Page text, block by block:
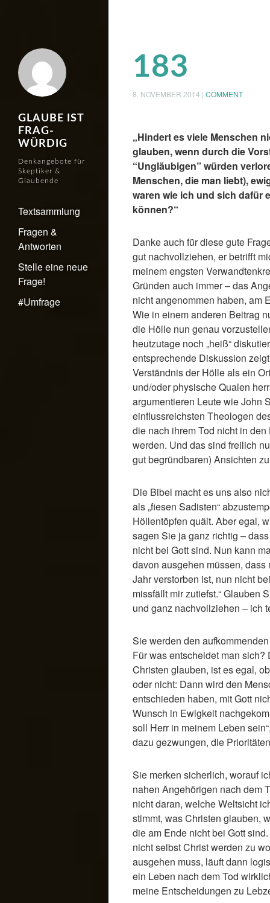
GLAUBE IST
FRAG-
WÜRDIG
Denkangebote für
Skeptiker &
Glaubende
Textsammlung
Fragen &
Antworten
Stelle eine neue
Frage!
#Umfrage
183
8. NOVEMBER 2014 | COMMENT
„Hindert es viele Menschen
glauben, wenn durch die
“Ungläubigen” würden
Menschen, die man liebt),
waren wie ich und sich dafür
können?“
Danke auch für diese gute
gut nachvollziehen, er betrifft
meinem engsten
Gründen auch immer – das
nicht angenommen haben, am
Wie in einem anderen Beitrag
die Hölle nun genau
heutzutage noch „heiß“
entsprechende Diskussion
Verständnis der Hölle als ein
und/oder physische Qualen
argumentieren Leute wie John
einflussreichsten Theologen
die nach ihrem Tod nicht in
werden. Und das sind freilich
gut begründbaren) Ansichten
Die Bibel macht es uns also
als „fiesen Sadisten“
Höllentöpfen quält. Aber egal,
sagen Sie ja ganz richtig –
nicht bei Gott sind. Nun kann
davon ausgehen müssen,
Jahr verstorben ist, nun nicht
missfällt mir zutiefst.“ Glauben
und ganz nachvollziehen – ich
Sie werden den
Für was entscheidet man
Christen glauben, ist es egal,
oder nicht: Dann wird den
entschieden haben, mit Gott
Wunsch in Ewigkeit
soll Herr in meinem Leben
dazu gezwungen, die
Sie merken sicherlich, worauf
nahen Angehörigen nach dem
nicht daran, welche Weltsicht
stimmt, was Christen glauben,
die am Ende nicht bei Gott
nicht selbst Christ werden zu
ausgehen muss, läuft dann
ein Leben nach dem Tod
meine Entscheidungen zu